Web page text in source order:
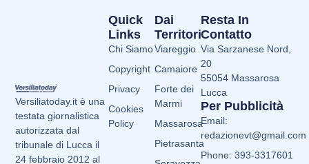
Versiliatoday.it è una
testata giornalistica
autorizzata dal
tribunale di Lucca il
24 febbraio 2012 al
Dai
Territori
Viareggio
Camaiore
Forte dei
Marmi
Massarosa
Pietrasanta
Quick
Links
Chi Siamo
Copyright
Privacy
Cookies
Policy
Resta In
Contatto
Via Sarzanese Nord,
20
55054 Massarosa
Lucca
Per Pubblicità
Email:
redazionevt@gmail.com
Phone: 393-3317601